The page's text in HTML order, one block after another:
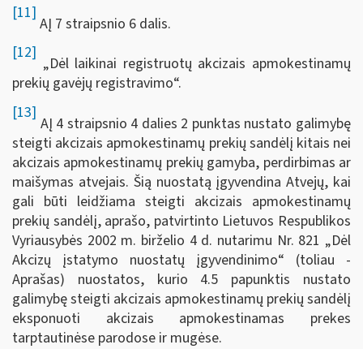
[11]
AĮ 7 straipsnio 6 dalis.
[12]
„Dėl laikinai registruotų akcizais apmokestinamų
prekių gavėjų registravimo“.
[13]
AĮ 4 straipsnio 4 dalies 2 punktas nustato galimybę
steigti akcizais apmokestinamų prekių sandėlį kitais nei
akcizais apmokestinamų prekių gamyba, perdirbimas ar
maišymas atvejais. Šią nuostatą įgyvendina Atvejų, kai
gali būti leidžiama steigti akcizais apmokestinamų
prekių sandėlį, aprašo, patvirtinto Lietuvos Respublikos
Vyriausybės 2002 m. birželio 4 d. nutarimu Nr. 821 „Dėl
Akcizų įstatymo nuostatų įgyvendinimo“ (toliau -
Aprašas) nuostatos, kurio 4.5 papunktis nustato
galimybę steigti akcizais apmokestinamų prekių sandėlį
eksponuoti akcizais apmokestinamas prekes
tarptautinėse parodose ir mugėse.